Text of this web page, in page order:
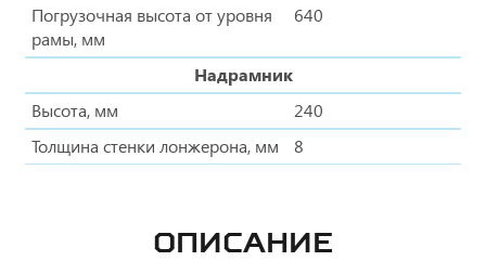
Погрузочная высота от уровня
рамы, мм
640
Надрамник
Высота, мм
240
Толщина стенки лонжерона, мм
8
ОПИСАНИЕ